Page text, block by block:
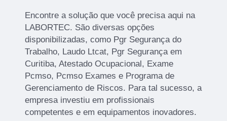
Encontre a solução que você precisa aqui na
LABORTEC. São diversas opções
disponibilizadas, como Pgr Segurança do
Trabalho, Laudo Ltcat, Pgr Segurança em
Curitiba, Atestado Ocupacional, Exame
Pcmso, Pcmso Exames e Programa de
Gerenciamento de Riscos. Para tal sucesso, a
empresa investiu em profissionais
competentes e em equipamentos inovadores.